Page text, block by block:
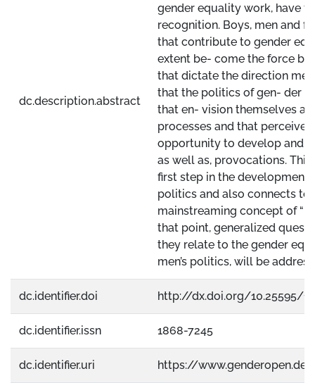
dc.description.abstract
gender equality work, have
recognition. Boys, men and
that contribute to gender
extent be- come the force
that dictate the direction
that the politics of gen- der
that en- vision themselves
processes and that perceive
opportunity to develop and
as well as, provocations.
first step in the development
politics and also connects to
mainstreaming concept of
that point, generalized
they relate to the gender
men’s politics, will be
dc.identifier.doi http://dx.doi.org/10.25595/
dc.identifier.issn 1868-7245
dc.identifier.uri https://